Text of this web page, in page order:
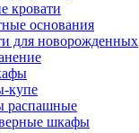
кровати
основания
для новорожденных
купе
шкафы